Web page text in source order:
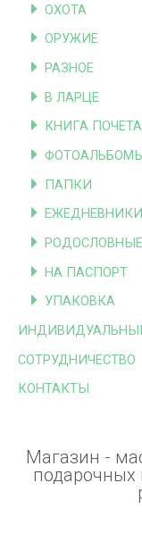
ОХОТА
ОРУЖИЕ
РАЗНОЕ
В ЛАРЦЕ
КНИГА ПОЧЕТА
ПАПКИ
ЕЖЕДНЕВНИКИ
РОДОСЛОВНЫЕ
НА ПАСПОРТ
УПАКОВКА
СОТРУДНИЧЕСТВО
КОНТАКТЫ
Магазин -
подарочных